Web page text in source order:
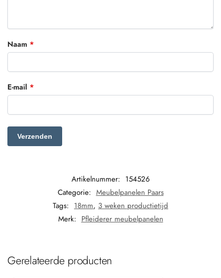
Naam *
E-mail *
Artikelnummer: 154526
Categorie: Meubelpanelen Paars
Tags: 18mm, 3 weken productietijd
Merk: Pfleiderer meubelpanelen
Gerelateerde producten